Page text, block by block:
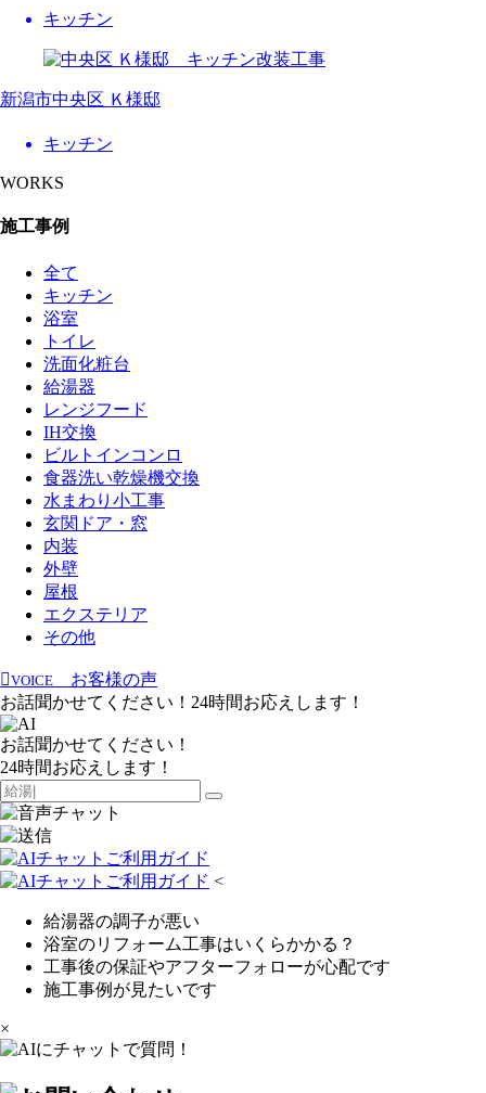
キッチン
新潟市中央区 Ｋ様邸
キッチン
WORKS
施工事例
全て
キッチン
浴室
トイレ
洗面化粧台
給湯器
レンジフード
IH交換
ビルトインコンロ
食器洗い乾燥機交換
水まわり小工事
玄関ドア・窓
内装
外壁
屋根
エクステリア
その他
VOICE
お客様の声
お話聞かせてください！24時間お応えします！
お話聞かせてください！
24時間お応えします！
<
給湯器の調子が悪い
浴室のリフォーム工事はいくらかかる？
工事後の保証やアフターフォローが心配です
施工事例が見たいです
×